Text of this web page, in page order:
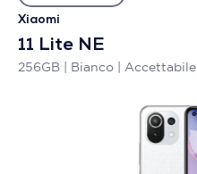
Xiaomi
11 Lite NE
256GB | Bianco | Accettabile